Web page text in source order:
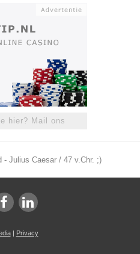
hier? Mail ons
- Julius Caesar / 47 v.Chr. ;)
| Privacy